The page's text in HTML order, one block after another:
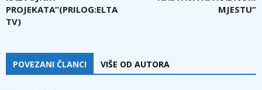
PROJEKATA”(PRILOG:ELTA
TV)
MJESTU”
POVEZANI ČLANCI VIŠE OD AUTORA